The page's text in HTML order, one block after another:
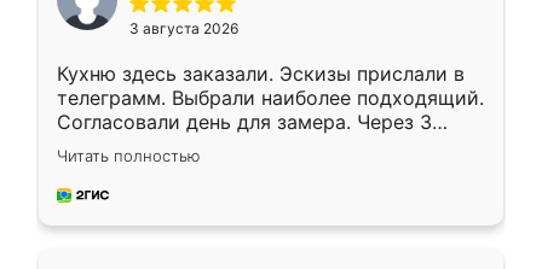
3 августа 2026
Кухню здесь заказали. Эскизы прислали в
телеграмм. Выбрали наиболее подходящий.
Согласовали день для замера. Через 3
недели кухня была уже готова. Остались
довольны работой. Спасибо Ренессанс
мебель за качественную работу!
Читать полностью